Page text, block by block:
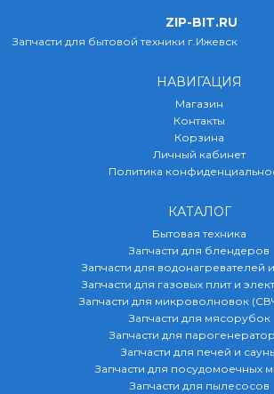
ZIP-BIT.RU
Запчасти для бытовой техники г.Ижевск
НАВИГАЦИЯ
Магазин
Контакты
Корзина
Личный кабинет
Политика
КАТАЛОГ
Бытовая техника
Запчасти для блендеров
Запчасти для водонагревателей
Запчасти для газовых плит и
Запчасти для микроволновок
Запчасти для мясорубок
Запчасти для
Запчасти для печей и
Запчасти для посудомоечных
Запчасти для пылесосов